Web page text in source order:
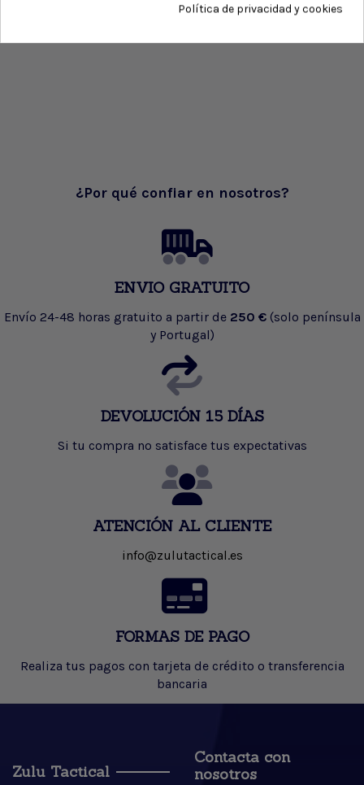
¿Por qué confiar en nosotros?
ENVIO GRATUITO
Envío 24-48 horas gratuito a partir de 250 € (solo península
y Portugal)
DEVOLUCIÓN 15 DÍAS
Si tu compra no satisface tus expectativas
ATENCIÓN AL CLIENTE
info@zulutactical.es
FORMAS DE PAGO
Realiza tus pagos con tarjeta de crédito o transferencia
bancaria
Zulu Tactical
Contacta con
nosotros
Política de privacidad y cookies